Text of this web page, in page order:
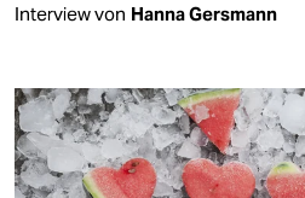
Interview von Hanna Gersmann